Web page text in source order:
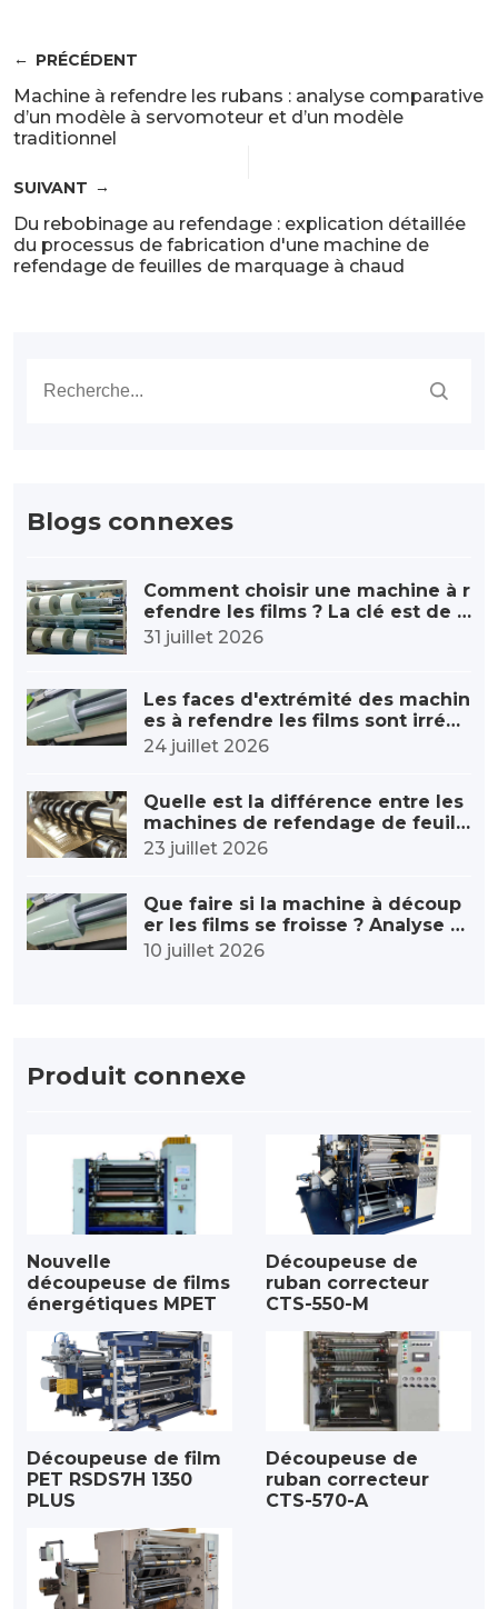
PRÉCÉDENT
Machine à refendre les rubans : analyse comparative
d’un modèle à servomoteur et d’un modèle
traditionnel
SUIVANT
Du rebobinage au refendage : explication détaillée
du processus de fabrication d'une machine de
refendage de feuilles de marquage à chaud
Blogs connexes
Comment choisir une machine à r
efendre les films ? La clé est de p
rendre en compte ces cinq point
31 juillet 2026
Les faces d'extrémité des machin
es à refendre les films sont irrégu
lières ? Voici comment ajuster la t
24 juillet 2026
Quelle est la différence entre les
machines de refendage de feuill
es à marquage à chaud et les ma
23 juillet 2026
Que faire si la machine à découp
er les films se froisse ? Analyse c
omplète des causes profondes et
10 juillet 2026
Produit connexe
Nouvelle
découpeuse de films
énergétiques MPET
Découpeuse de
ruban correcteur
CTS-550-M
Découpeuse de film
PET RSDS7H 1350
PLUS
Découpeuse de
ruban correcteur
CTS-570-A